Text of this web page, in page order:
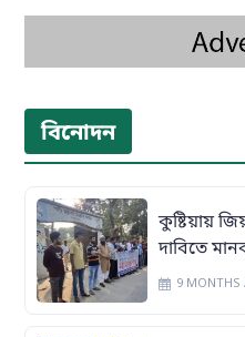
বিনোদন
কুষ্টিয়ায়
দাবিতে
9 MONTHS